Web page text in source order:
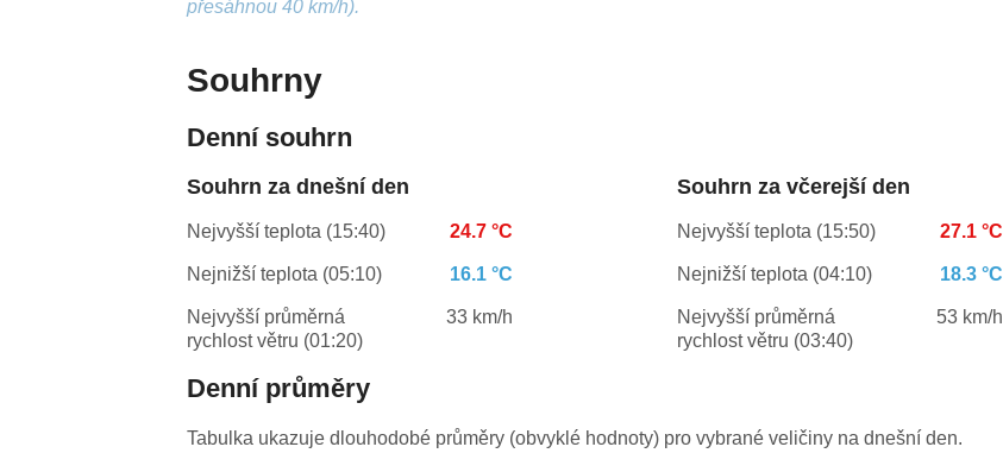
přesáhnou 40 km/h).
Souhrny
Denní souhrn
Souhrn za dnešní den
Nejvyšší teplota (15:40) 24.7 °C
Nejnižší teplota (05:10) 16.1 °C
Nejvyšší průměrná
rychlost větru (01:20)
33 km/h
Souhrn za včerejší den
Nejvyšší teplota (15:50) 27.1 °C
Nejnižší teplota (04:10) 18.3 °C
Nejvyšší průměrná
rychlost větru (03:40)
53 km/h
Denní průměry
Tabulka ukazuje dlouhodobé průměry (obvyklé hodnoty) pro vybrané veličiny na dnešní den.